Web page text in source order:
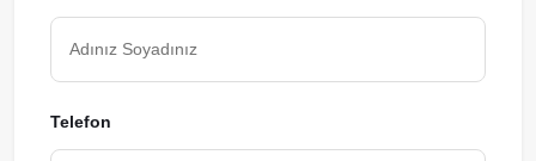
Telefon